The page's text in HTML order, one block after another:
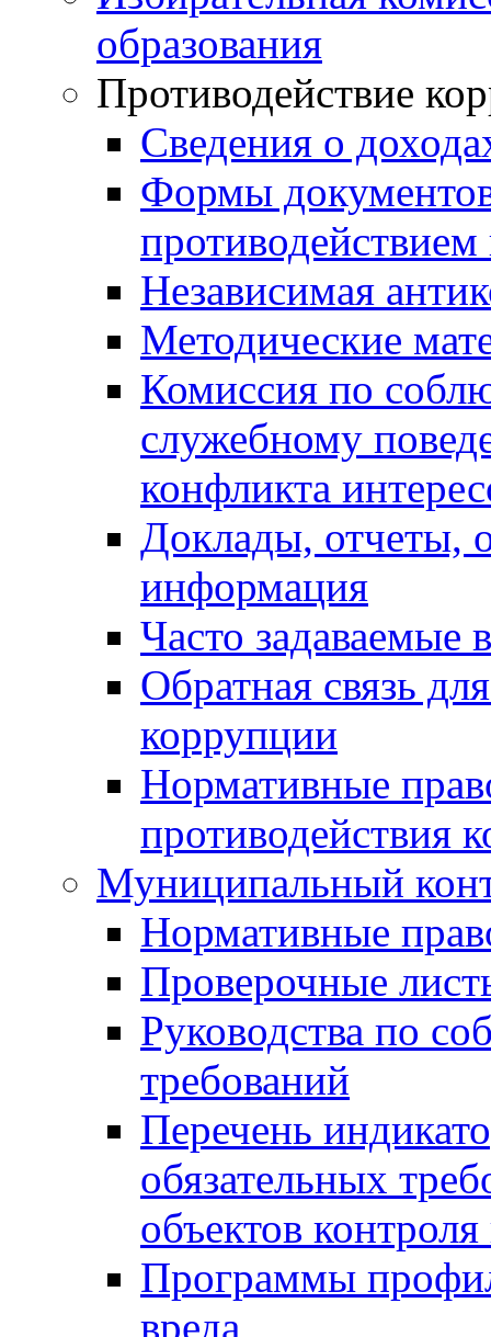
образования
Противодействие
Сведения о
Формы
Независимая
Методические
Комиссия по
служебному
конфликта
Доклады, отчеты,
информация
Часто задаваемые
Обратная связь
коррупции
Нормативные
противодействия
Муниципальный
Нормативные
Проверочные
Руководства по
требований
Перечень
обязательных
объектов
Программы
вреда